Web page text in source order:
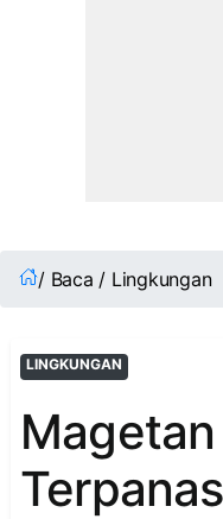
/ Baca / Lingkungan
LINGKUNGAN